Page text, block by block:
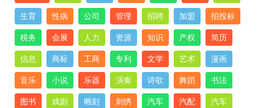
生育 性病 公司 管理 招聘 加盟 招投标
税务 会展 人力 资源 知识 产权 简历
信息 商标 工商 专利 文学 艺术 漫画
音乐 小说 乐器 演奏 诗歌 舞蹈 书法
图书 戏剧 雕刻 刺绣 汽车 汽配 汽车